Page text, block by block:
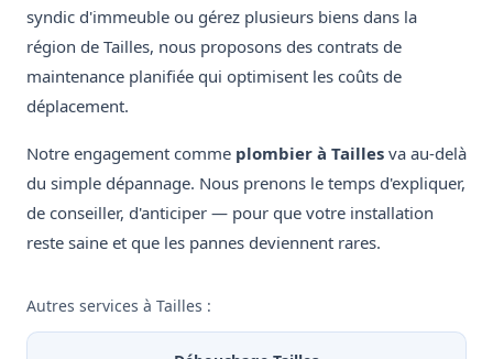
syndic d'immeuble ou gérez plusieurs biens dans la
région de Tailles, nous proposons des contrats de
maintenance planifiée qui optimisent les coûts de
déplacement.
Notre engagement comme plombier à Tailles va au-delà
du simple dépannage. Nous prenons le temps d'expliquer,
de conseiller, d'anticiper — pour que votre installation
reste saine et que les pannes deviennent rares.
Autres services à Tailles :